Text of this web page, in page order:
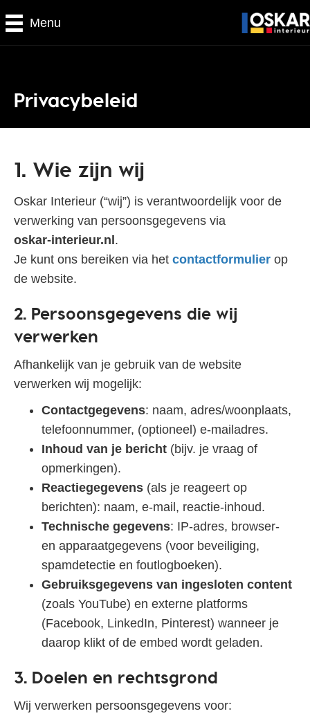
Menu
Privacybeleid
1. Wie zijn wij
Oskar Interieur (“wij”) is verantwoordelijk voor de
verwerking van persoonsgegevens via
oskar‑interieur.nl .
Je kunt ons bereiken via het contactformulier op
de website.
2. Persoonsgegevens die wij
verwerken
Afhankelijk van je gebruik van de website
verwerken wij mogelijk:
Contactgegevens: naam, adres/woonplaats,
telefoonnummer, (optioneel) e‑mailadres.
Inhoud van je bericht (bijv. je vraag of
opmerkingen).
Reactiegegevens (als je reageert op
berichten): naam, e‑mail, reactie‑inhoud.
Technische gegevens: IP‑adres, browser‑
en apparaatgegevens (voor beveiliging,
spamdetectie en foutlogboeken).
Gebruiksgegevens van ingesloten content
(zoals YouTube) en externe platforms
(Facebook, LinkedIn, Pinterest) wanneer je
daarop klikt of de embed wordt geladen.
3. Doelen en rechtsgrond
Wij verwerken persoonsgegevens voor: